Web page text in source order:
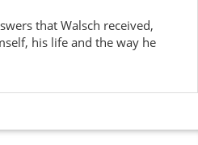
that Walsch received,
his life and the way he